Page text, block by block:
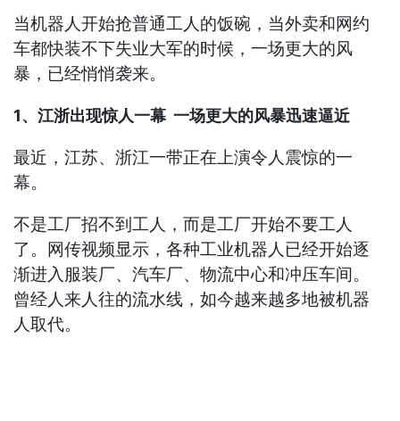
当机器人开始抢普通工人的饭碗，当外卖和网约
车都快装不下失业大军的时候，一场更大的风
暴，已经悄悄袭来。
1、江浙出现惊人一幕 一场更大的风暴迅速逼近
最近，江苏、浙江一带正在上演令人震惊的一
幕。
不是工厂招不到工人，而是工厂开始不要工人
了。网传视频显示，各种工业机器人已经开始逐
渐进入服装厂、汽车厂、物流中心和冲压车间。
曾经人来人往的流水线，如今越来越多地被机器
人取代。